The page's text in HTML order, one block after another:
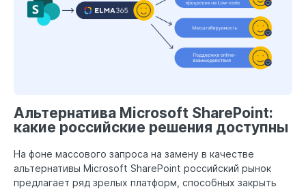
Альтернатива Microsoft SharePoint:
какие российские решения доступны
На фоне массового запроса на замену в качестве
альтернативы Microsoft SharePoint российский рынок
предлагает ряд зрелых платформ, способных закрыть